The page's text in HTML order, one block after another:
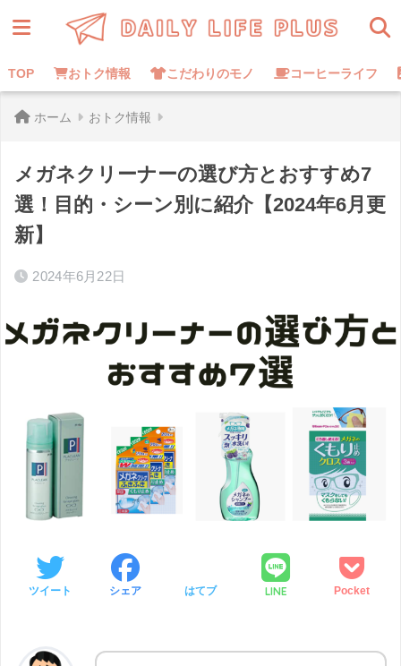
TOP おトク情報 こだわりのモノ コーヒーライフ
ホーム おトク情報
メガネクリーナーの選び方とおすすめ7
選！目的・シーン別に紹介【2024年6月更
新】
2024年6月22日
ツイート シェア はてブ LINE Pocket